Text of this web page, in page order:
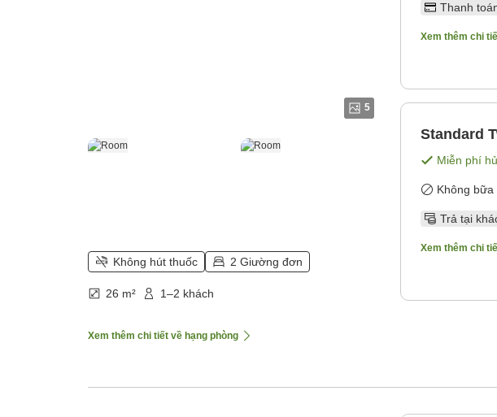
5
Không hút thuốc 2 Giường đơn
26 m² 1–2 khách
Xem thêm chi tiết về hạng phòng
Thanh
Xem thêm chi
Standard
Miễn phí
Không bữa
Trả tại
Xem thêm chi